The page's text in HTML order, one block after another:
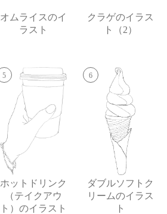
オムライスのイ
ラスト
クラゲのイラス
ト（2）
5
ホットドリンク
（テイクアウ
ト）のイラスト
6
ダブルソフトク
リームのイラス
ト